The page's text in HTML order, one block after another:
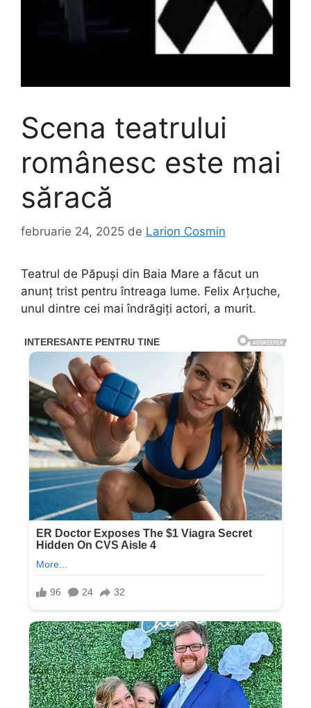
Scena teatrului
românesc este mai
săracă
februarie 24, 2025 de Larion Cosmin
Teatrul de Păpuși din Baia Mare a făcut un
anunț trist pentru întreaga lume. Felix Arțuche,
unul dintre cei mai îndrăgiți actori, a murit.